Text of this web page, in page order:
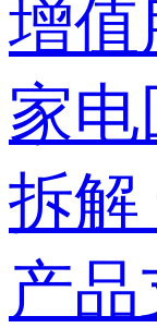
增值
家电
拆解
产